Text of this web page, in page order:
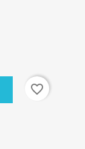
favorite_border